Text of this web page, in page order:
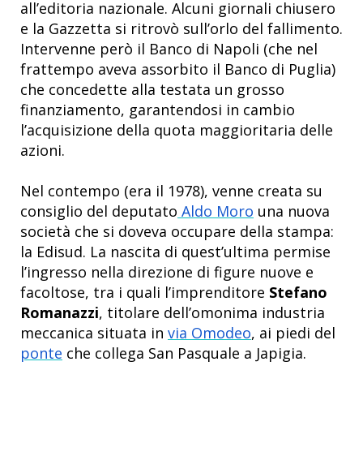
all’editoria nazionale. Alcuni giornali chiusero
e la Gazzetta si ritrovò sull’orlo del fallimento.
Intervenne però il Banco di Napoli (che nel
frattempo aveva assorbito il Banco di Puglia)
che concedette alla testata un grosso
finanziamento, garantendosi in cambio
l’acquisizione della quota maggioritaria delle
azioni.
Nel contempo (era il 1978), venne creata su
consiglio del deputato Aldo Moro una nuova
società che si doveva occupare della stampa:
la Edisud. La nascita di quest’ultima permise
l’ingresso nella direzione di figure nuove e
facoltose, tra i quali l’imprenditore Stefano
Romanazzi, titolare dell’omonima industria
meccanica situata in via Omodeo, ai piedi del
ponte che collega San Pasquale a Japigia.